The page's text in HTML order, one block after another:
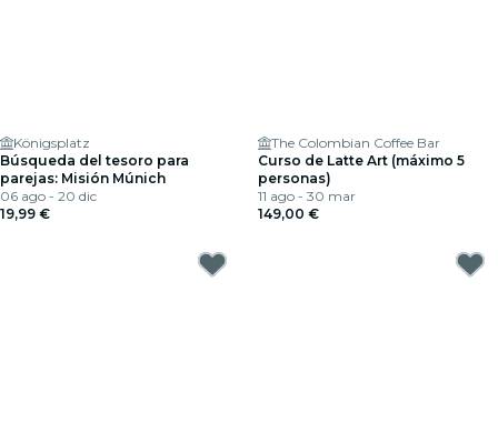
Königsplatz
Búsqueda del tesoro para
parejas: Misión Múnich
06 ago - 20 dic
19,99 €
The Colombian Coffee Bar
Curso de Latte Art (máximo 5
personas)
11 ago - 30 mar
149,00 €